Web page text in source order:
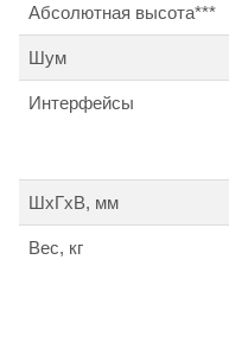
Абсолютная высота***
Шум
Интерфейсы
ШхГхВ, мм
Вес, кг